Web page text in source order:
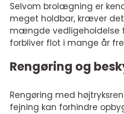
Selvom brolægning er
meget holdbar, kræver
mængde vedligeholdelse
forbliver flot i mange år
Rengøring og
Rengøring med
fejning kan forhindre